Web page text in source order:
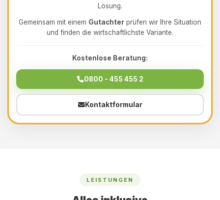
Lösung.
Gemeinsam mit einem Gutachter prüfen wir Ihre Situation
und finden die wirtschaftlichste Variante.
Kostenlose Beratung:
0800 - 455 455 2
Kontaktformular
LEISTUNGEN